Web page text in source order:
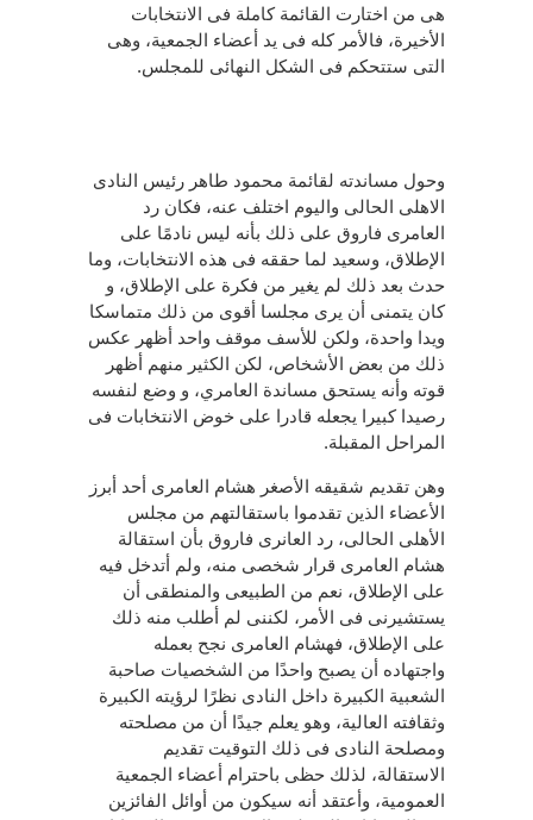
هى من اختارت القائمة كاملة فى الانتخابات
الأخيرة، فالأمر كله فى يد أعضاء الجمعية، وهى
التى ستتحكم فى الشكل النهائى للمجلس.
وحول مساندته لقائمة محمود طاهر رئيس النادى
الاهلى الحالى واليوم اختلف عنه، فكان رد
العامرى فاروق على ذلك بأنه ليس نادمًا على
الإطلاق، وسعيد لما حققه فى هذه الانتخابات، وما
حدث بعد ذلك لم يغير من فكرة على الإطلاق، و
كان يتمنى أن يرى مجلسا أقوى من ذلك متماسكا
ويدا واحدة، ولكن للأسف موقف واحد أظهر عكس
ذلك من بعض الأشخاص، لكن الكثير منهم أظهر
قوته وأنه يستحق مساندة العامري، و وضع لنفسه
رصيدا كبيرا يجعله قادرا على خوض الانتخابات فى
المراحل المقبلة.
وهن تقديم شقيقه الأصغر هشام العامرى أحد أبرز
الأعضاء الذين تقدموا باستقالتهم من مجلس
الأهلى الحالى، رد العانرى فاروق بأن استقالة
هشام العامرى قرار شخصى منه، ولم أتدخل فيه
على الإطلاق، نعم من الطبيعى والمنطقى أن
يستشيرنى فى الأمر، لكننى لم أطلب منه ذلك
على الإطلاق، فهشام العامرى نجح بعمله
واجتهاده أن يصبح واحدًا من الشخصيات صاحبة
الشعبية الكبيرة داخل النادى نظرًا لرؤيته الكبيرة
وثقافته العالية، وهو يعلم جيدًا أن من مصلحته
ومصلحة النادى فى ذلك التوقيت تقديم
الاستقالة، لذلك حظى باحترام أعضاء الجمعية
العمومية، وأعتقد أنه سيكون من أوائل الفائزين